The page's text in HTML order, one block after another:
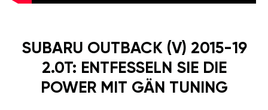
SUBARU OUTBACK (V) 2015-19
2.0T: ENTFESSELN SIE DIE
POWER MIT GÄN TUNING